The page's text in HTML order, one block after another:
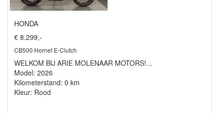
HONDA
€ 8.299,-
CB500 Hornet E-Clutch
WELKOM BIJ ARIE MOLENAAR MOTORS!...
Model: 2026
Kilometerstand: 0 km
Kleur: Rood